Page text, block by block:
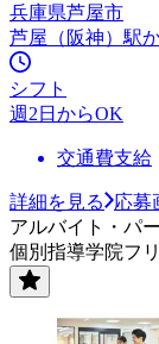
兵庫県芦屋市
芦屋（阪神）駅
シフト
週2日からOK
交通費支給
詳細を見る
応募
アルバイト・パ
個別指導学院フ